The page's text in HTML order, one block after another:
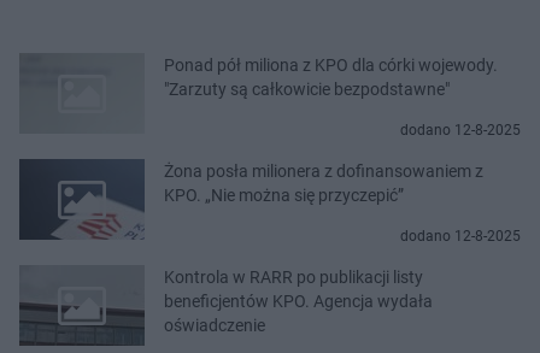
Ponad pół miliona z KPO dla córki wojewody.
"Zarzuty są całkowicie bezpodstawne"
dodano 12-8-2025
Żona posła milionera z dofinansowaniem z
KPO. „Nie można się przyczepić”
dodano 12-8-2025
Kontrola w RARR po publikacji listy
beneficjentów KPO. Agencja wydała
oświadczenie